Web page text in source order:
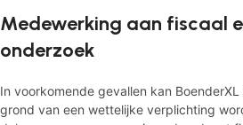
Medewerking aan fiscaal
onderzoek
In voorkomende gevallen kan BoenderXL
grond van een wettelijke verplichting